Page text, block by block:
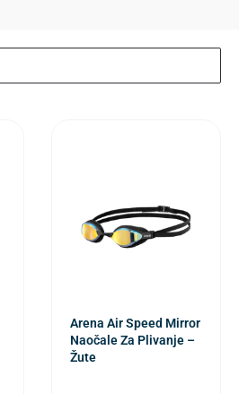
Arena Air Speed Mirror
Naočale Za Plivanje –
Žute